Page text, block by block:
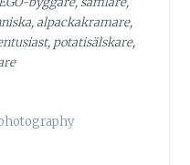
alpackakramare,
potatisälskare,